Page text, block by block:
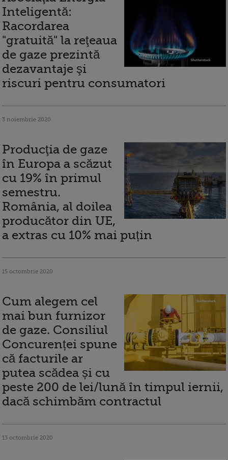
Inteligentă:
Racordarea
"gratuită" la reţeaua
de gaze prezintă
dezavantaje şi
riscuri pentru consumatori
3 noiembrie 2020
Producţia de gaze
în Europa a scăzut
cu 19% în primul
semestru.
România, al doilea
producător din UE,
a extras cu 10% mai puțin
15 octombrie 2020
Cum alegem cel
mai bun furnizor
de gaze. Consiliul
Concurenței spune
că facturile ar
putea scădea și cu
peste 200 de lei/lună în timpul iernii,
dacă schimbăm contractul
13 octombrie 2020